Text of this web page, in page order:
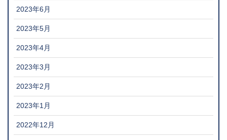
2023年6月
2023年5月
2023年4月
2023年3月
2023年2月
2023年1月
2022年12月